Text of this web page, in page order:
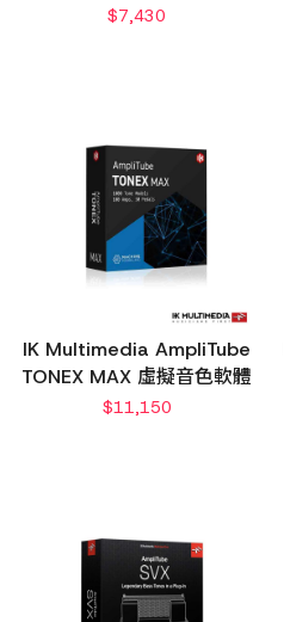
$7,430
IK Multimedia AmpliTube
TONEX MAX 虛擬音色軟體
$11,150